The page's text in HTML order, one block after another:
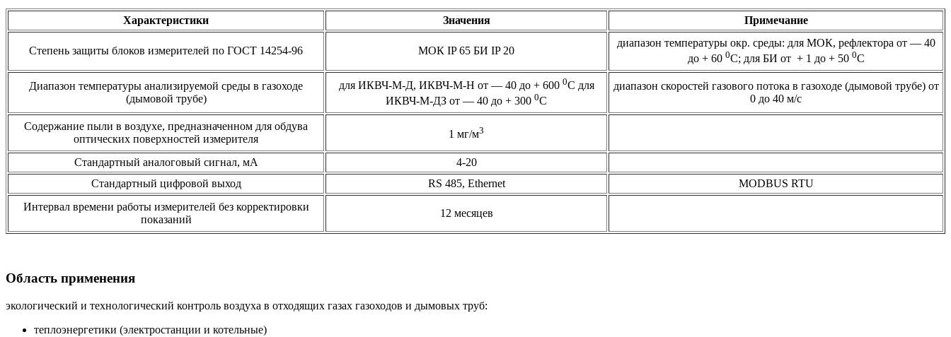
Характеристики Значения Примечание
Степень защиты блоков измерителей по ГОСТ 14254-96 МОК IP 65 БИ IP 20
диапазон температуры окр. среды: для МОК, рефлектора от — 40
до + 60 0С; для БИ от + 1 до + 50 0С
Диапазон температуры анализируемой среды в газоходе
(дымовой трубе)
для ИКВЧ-М-Д, ИКВЧ-М-Н от — 40 до + 600 0С для
ИКВЧ-М-ДЗ от — 40 до + 300 0С
диапазон скоростей газового потока в газоходе (дымовой трубе) от
0 до 40 м/с
Содержание пыли в воздухе, предназначенном для обдува
оптических поверхностей измерителя
1 мг/м3
Стандартный аналоговый сигнал, мА
4-20
Стандартный цифровой выход
RS 485, Ethernet
MODBUS RTU
Интервал времени работы измерителей без корректировки
показаний
12 месяцев
Область применения
экологический и технологический контроль воздуха в отходящих газах газоходов и дымовых труб:
теплоэнергетики (электростанции и котельные)